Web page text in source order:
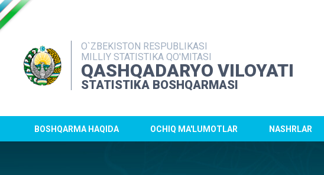
O`ZBEKISTON RESPUBLIKASI
MILLIY STATISTIKA QO'MITASI
QASHQADARYO VILOYATI
STATISTIKA BOSHQARMASI
BOSHQARMA HAQIDA OCHIQ MA'LUMOTLAR NASHRLAR